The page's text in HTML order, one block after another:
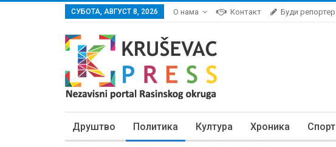
СУБОТА, АВГУСТ 8, 2026 О нама Контакт Буди репортер
Друштво Политика Култура Хроника Спорт